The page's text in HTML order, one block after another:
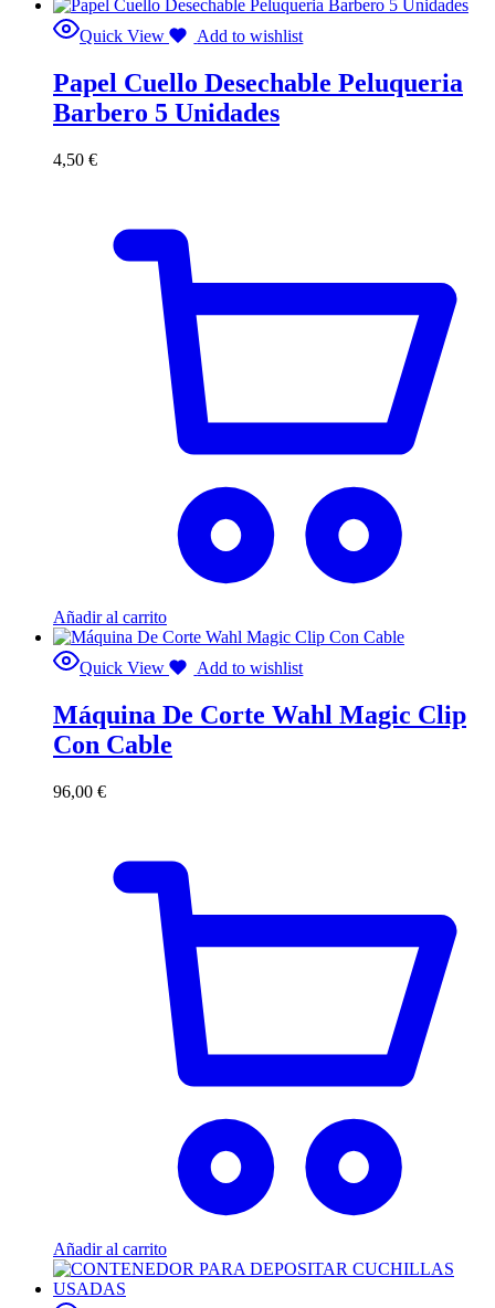
Quick View Add to wishlist
Papel Cuello Desechable Peluqueria
Barbero 5 Unidades
4,50 €
Añadir al carrito
Quick View Add to wishlist
Máquina De Corte Wahl Magic Clip
Con Cable
96,00 €
Añadir al carrito